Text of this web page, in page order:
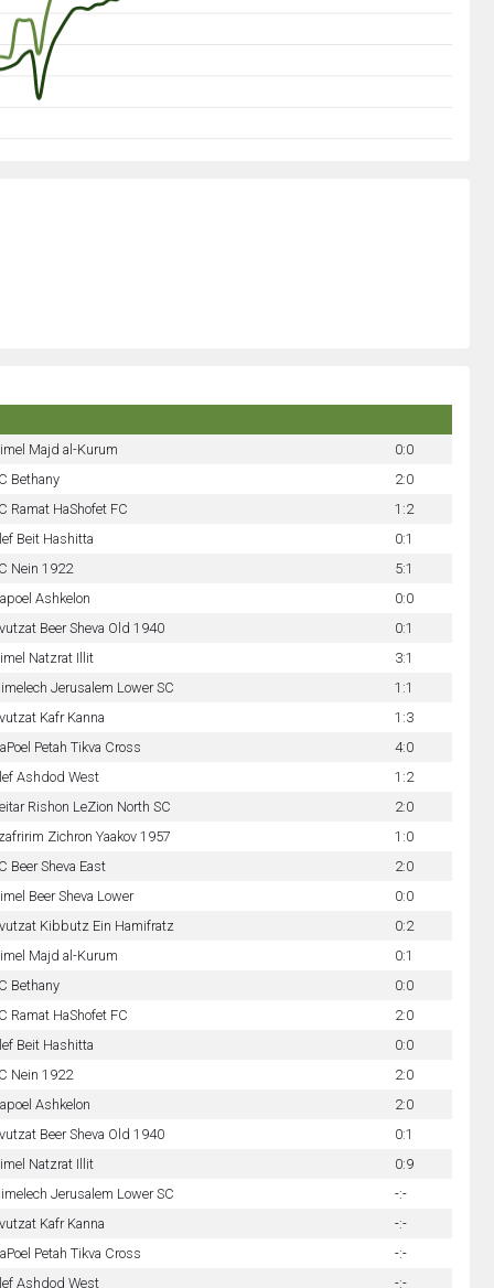
Majd al-Kurum
0:0
Bethany
2:0
Ramat HaShofet FC
1:2
Beit Hashitta
0:1
Nein 1922
5:1
Ashkelon
0:0
Beer Sheva Old 1940
0:1
Natzrat Illit
3:1
Jerusalem Lower SC
1:1
Kafr Kanna
1:3
Petah Tikva Cross
4:0
Ashdod West
1:2
Rishon LeZion North SC
2:0
Zichron Yaakov 1957
1:0
Beer Sheva East
2:0
Beer Sheva Lower
0:0
Kibbutz Ein Hamifratz
0:2
Majd al-Kurum
0:1
Bethany
0:0
Ramat HaShofet FC
2:0
Beit Hashitta
0:0
Nein 1922
2:0
Ashkelon
2:0
Beer Sheva Old 1940
0:1
Natzrat Illit
0:9
Jerusalem Lower SC
-:-
Kafr Kanna
-:-
Petah Tikva Cross
-:-
Ashdod West -:-